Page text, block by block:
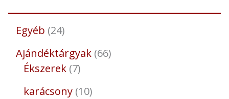
Egyéb 24
Ajándéktárgyak 66
Ékszerek 7
karácsony 10